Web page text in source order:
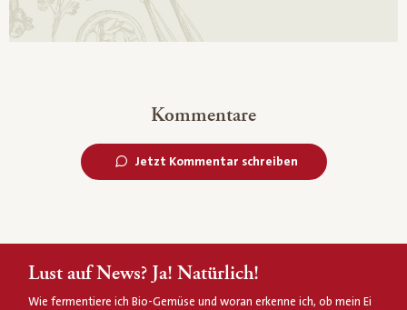
Kommentare
Jetzt Kommentar schreiben
Lust auf News? Ja! Natürlich!
Wie fermentiere ich Bio-Gemüse und woran erkenne ich, ob mein Ei